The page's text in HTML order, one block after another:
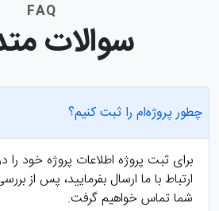
FAQ
سوالات
چطور پروژه‌ام را ثبت کنیم؟
برای ثبت پروژه اطلاعات پروژه خود
ارتباط با ما ارسال بفرمایید، پس از
شما تماس خواهیم گرفت.